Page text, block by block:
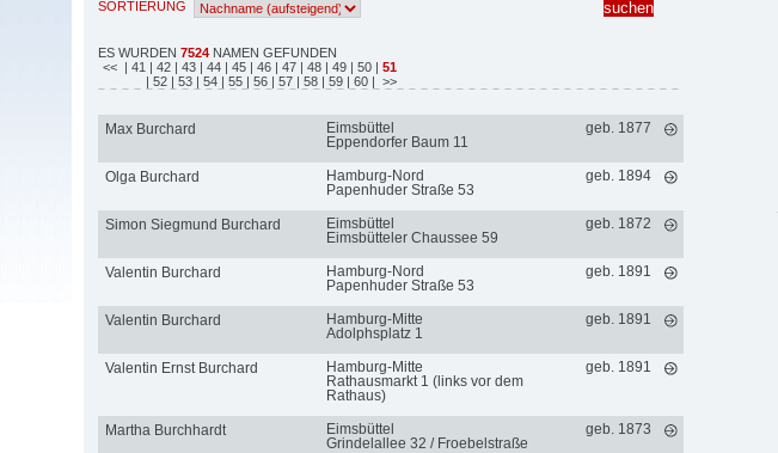
SORTIERUNG
ES WURDEN 7524 NAMEN GEFUNDEN
<< | 41 | 42 | 43 | 44 | 45 | 46 | 47 | 48 | 49 | 50 | 51
| 52 | 53 | 54 | 55 | 56 | 57 | 58 | 59 | 60 | >>
Max Burchard
Eimsbüttel
Eppendorfer Baum 11
geb. 1877
Olga Burchard
Hamburg-Nord
Papenhuder Straße 53
geb. 1894
Simon Siegmund Burchard
Eimsbüttel
Eimsbütteler Chaussee 59
geb. 1872
Valentin Burchard
Hamburg-Nord
Papenhuder Straße 53
geb. 1891
Valentin Burchard
Hamburg-Mitte
Adolphsplatz 1
geb. 1891
Valentin Ernst Burchard
Hamburg-Mitte
Rathausmarkt 1 (links vor dem
Rathaus)
geb. 1891
Martha Burchhardt
Eimsbüttel
Grindelallee 32 / Froebelstraße
geb. 1873